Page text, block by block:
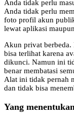
Anda tidak perlu
Anda tidak perlu
foto profil akun
lewat aplikasi
Akun privat berbeda.
bisa terlihat karena
dikunci. Namun ini
benar membatasi
Alat ini tidak pernah
dan tidak bisa
Yang